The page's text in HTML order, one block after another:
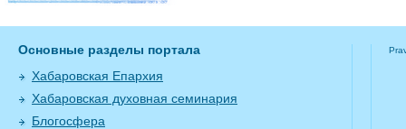
Основные разделы портала
Хабаровская Епархия
Хабаровская духовная семинария
Блогосфера